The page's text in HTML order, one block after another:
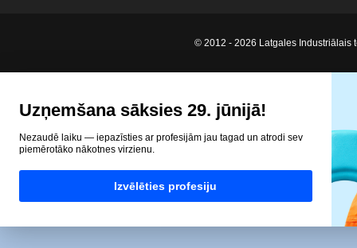
© 2012 - 2026 Latgales Industriālais
Uzņemšana sāksies 29. jūnijā!
Nezaudē laiku — iepazīsties ar profesijām jau tagad un atrodi sev
piemērotāko nākotnes virzienu.
Izvēlēties profesiju